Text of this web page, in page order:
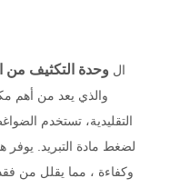
ال وحدة التكثيف من
والذي يعد من أهم
التقليدية، تستخدم
لضغط مادة التبريد. يوفر
وكفاءة ، مما يقلل من